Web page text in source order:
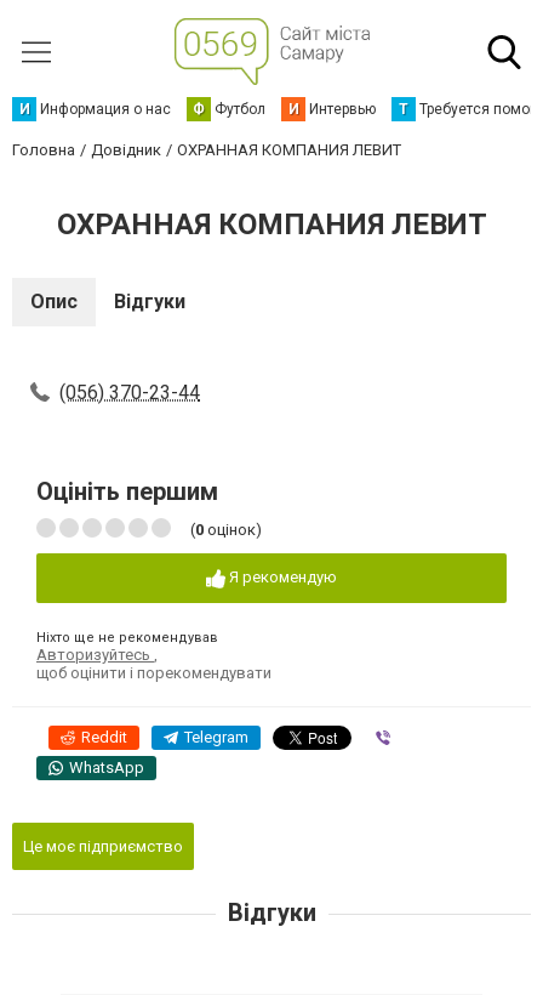
И Информация о нас Ф Футбол И Интервью Т Требуется
Головна Довідник ОХРАННАЯ КОМПАНИЯ ЛЕВИТ
ОХРАННАЯ КОМПАНИЯ ЛЕВИТ
Опис Відгуки
(056) 370-23-44
Оцініть першим
(0 оцінок)
Я рекомендую
Ніхто ще не рекомендував
Авторизуйтесь
щоб оцінити і порекомендувати
Reddit Telegram
WhatsApp
Це моє підприємство
Відгуки